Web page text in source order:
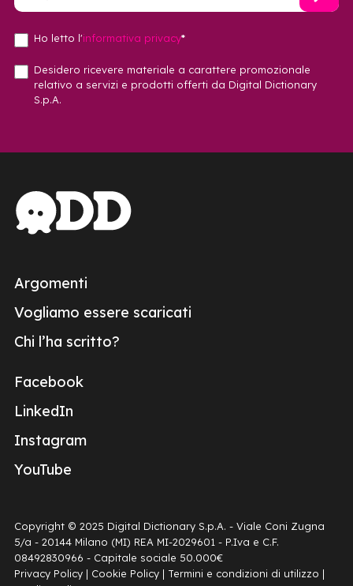
Ho letto l'informativa privacy*
Desidero ricevere materiale a carattere promozionale
relativo a servizi e prodotti offerti da Digital Dictionary
S.p.A.
Argomenti
Vogliamo essere scaricati
Chi l’ha scritto?
Facebook
LinkedIn
Instagram
YouTube
Copyright © 2025 Digital Dictionary S.p.A. - Viale Coni Zugna
5/a - 20144 Milano (MI) REA MI-2029601 - P.Iva e C.F.
08492830966 - Capitale sociale 50.000€
Privacy Policy | Cookie Policy | Termini e condizioni di utilizzo |